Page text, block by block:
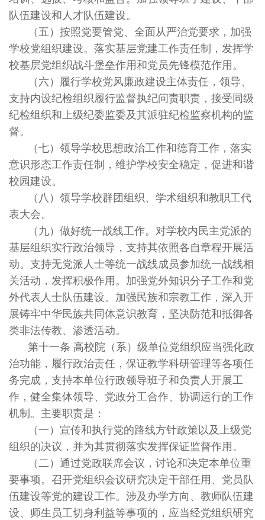
队伍建设和人才队伍建设。
（五）按照党要管党、全面从严治党要求，加强
学校党组织建设。落实基层党建工作责任制，发挥学
校基层党组织战斗堡垒作用和党员先锋模范作用。
（六）履行学校党风廉政建设主体责任，领导、
支持内设纪检组织履行监督执纪问责职责，接受同级
纪检组织和上级纪委监委及其派驻纪检监察机构的监
督。
（七）领导学校思想政治工作和德育工作，落实
意识形态工作责任制，维护学校安全稳定，促进和谐
校园建设。
（八）领导学校群团组织、学术组织和教职工代
表大会。
（九）做好统一战线工作。对学校内民主党派的
基层组织实行政治领导，支持其依照各自章程开展活
动。支持无党派人士等统一战线成员参加统一战线相
关活动，发挥积极作用。加强党外知识分子工作和党
外代表人士队伍建设。加强民族和宗教工作，深入开
展铸牢中华民族共同体意识教育，坚决防范和抵御各
类非法传教、渗透活动。
第十一条 高校院（系）级单位党组织应当强化政
治功能，履行政治责任，保证教学科研管理等各项任
务完成，支持本单位行政领导班子和负责人开展工
作，健全集体领导、党政分工合作、协调运行的工作
机制。主要职责是：
（一）宣传和执行党的路线方针政策以及上级党
组织的决议，并为其贯彻落实发挥保证监督作用。
（二）通过党政联席会议，讨论和决定本单位重
要事项。召开党组织会议研究决定干部任用、党员队
伍建设等党的建设工作。涉及办学方向、教师队伍建
设、师生员工切身利益等事项的，应当经党组织研究